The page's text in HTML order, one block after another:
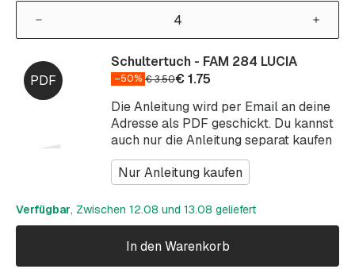
Die Anleitung wird per Email an deine
Adresse als PDF geschickt. Du kannst
auch nur die Anleitung separat kaufen
Nur Anleitung kaufen
Schultertuch - FAM 284 LUCIA
–50% €3.50€1.75
Verfügbar, Zwischen 12.08 und 13.08 geliefert
In den Warenkorb